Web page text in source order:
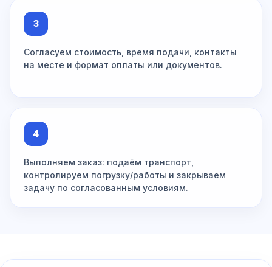
3
Согласуем стоимость, время подачи, контакты
на месте и формат оплаты или документов.
4
Выполняем заказ: подаём транспорт,
контролируем погрузку/работы и закрываем
задачу по согласованным условиям.